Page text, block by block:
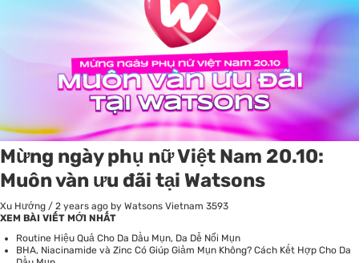
Mừng ngày phụ nữ Việt Nam 20.10:
Muôn vàn ưu đãi tại Watsons
Xu Hướng / 2 years ago by Watsons Vietnam 3593
XEM BÀI VIẾT MỚI NHẤT
Routine Hiệu Quả Cho Da Dầu Mụn, Da Dễ Nổi Mụn
BHA, Niacinamide và Zinc Có Giúp Giảm Mụn Không? Cách Kết Hợp Cho Da